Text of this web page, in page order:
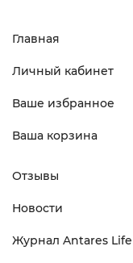
Главная
Личный кабинет
Ваше избранное
Ваша корзина
Отзывы
Новости
Журнал Antares Life